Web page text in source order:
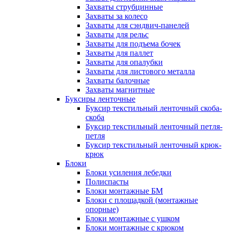
Захваты струбцинные
Захваты за колесо
Захваты для сэндвич-панелей
Захваты для рельс
Захваты для подъема бочек
Захваты для паллет
Захваты для опалубки
Захваты для листового металла
Захваты балочные
Захваты магнитные
Буксиры ленточные
Буксир текстильный ленточный скоба-
скоба
Буксир текстильный ленточный петля-
петля
Буксир текстильный ленточный крюк-
крюк
Блоки
Блоки усиления лебедки
Полиспасты
Блоки монтажные БМ
Блоки с площадкой (монтажные
опорные)
Блоки монтажные с ушком
Блоки монтажные с крюком